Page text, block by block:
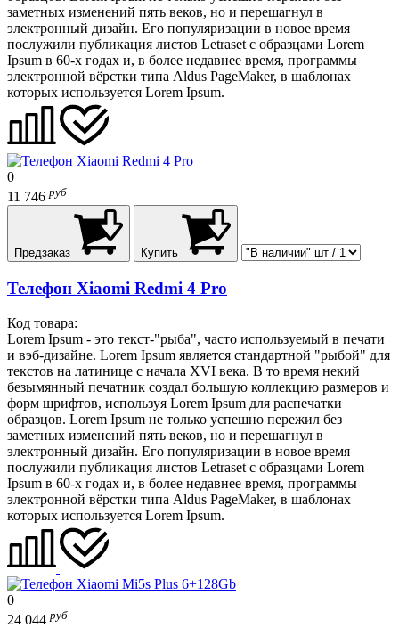
заметных изменений пять веков, но и перешагнул в
электронный дизайн. Его популяризации в новое время
послужили публикация листов Letraset с образцами Lorem
Ipsum в 60-х годах и, в более недавнее время, программы
электронной вёрстки типа Aldus PageMaker, в шаблонах
которых используется Lorem Ipsum.
0
11 746 руб
Предзаказ Купить
Телефон Xiaomi Redmi 4 Pro
Код товара:
Lorem Ipsum - это текст-"рыба", часто используемый в печати
и вэб-дизайне. Lorem Ipsum является стандартной "рыбой" для
текстов на латинице с начала XVI века. В то время некий
безымянный печатник создал большую коллекцию размеров и
форм шрифтов, используя Lorem Ipsum для распечатки
образцов. Lorem Ipsum не только успешно пережил без
заметных изменений пять веков, но и перешагнул в
электронный дизайн. Его популяризации в новое время
послужили публикация листов Letraset с образцами Lorem
Ipsum в 60-х годах и, в более недавнее время, программы
электронной вёрстки типа Aldus PageMaker, в шаблонах
которых используется Lorem Ipsum.
0
24 044 руб